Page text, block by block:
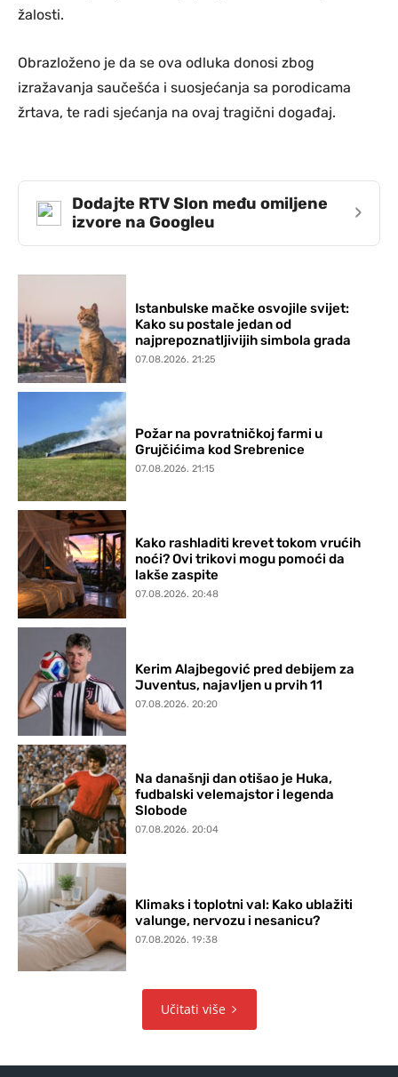
žalosti.
Obrazloženo je da se ova odluka donosi zbog
izražavanja saučešća i suosjećanja sa porodicama
žrtava, te radi sjećanja na ovaj tragični događaj.
Dodajte RTV Slon među omiljene
izvore na Googleu
›
Istanbulske mačke osvojile svijet:
Kako su postale jedan od
najprepoznatljivijih simbola grada
07.08.2026. 21:25
Požar na povratničkoj farmi u
Grujčićima kod Srebrenice
07.08.2026. 21:15
Kako rashladiti krevet tokom vrućih
noći? Ovi trikovi mogu pomoći da
lakše zaspite
07.08.2026. 20:48
Kerim Alajbegović pred debijem za
Juventus, najavljen u prvih 11
07.08.2026. 20:20
Na današnji dan otišao je Huka,
fudbalski velemajstor i legenda
Slobode
07.08.2026. 20:04
Klimaks i toplotni val: Kako ublažiti
valunge, nervozu i nesanicu?
07.08.2026. 19:38
Učitati više